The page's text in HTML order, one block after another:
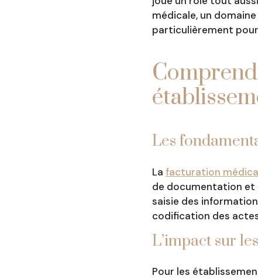
médicale, un
particulièrement
Les
La facturation
de documentation et
saisie des
codification des
L’impact sur
Pour les